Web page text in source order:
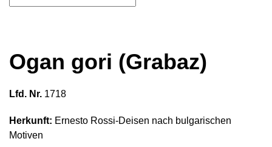
Ogan gori (Grabaz)
Lfd. Nr. 1718
Herkunft: Ernesto Rossi-Deisen nach bulgarischen
Motiven